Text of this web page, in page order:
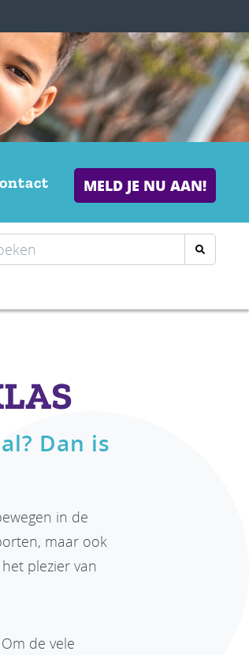
MELD JE NU AAN!
Dan is
in de
maar ook
plezier van
de vele